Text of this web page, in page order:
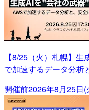
【8/25（火）札幌】
で加速するデータ分析
開催前2026年8月25日(